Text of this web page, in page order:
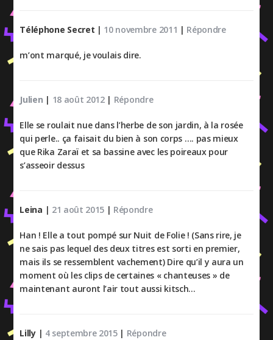
Téléphone Secret | 10 novembre 2011 | Répondre
m’ont marqué, je voulais dire.
Julien | 18 août 2012| Répondre
Elle se roulait nue dans l’herbe de son jardin, à la rosée
qui perle.. ça faisait du bien à son corps …. pas mieux
que Rika Zaraï et sa bassine avec les poireaux pour
s’asseoir dessus
Leina | 21 août 2015 | Répondre
Han ! Elle a tout pompé sur Nuit de Folie ! (Sans rire, je
ne sais pas lequel des deux titres est sorti en premier,
mais ils se ressemblent vachement) Dire qu’il y aura un
moment où les clips de certaines « chanteuses » de
maintenant auront l’air tout aussi kitsch…
Lilly | 4 septembre 2015| Répondre